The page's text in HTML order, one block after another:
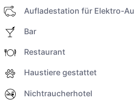
Aufladestation für Elektro-
Bar
Restaurant
Haustiere gestattet
Nichtraucherhotel